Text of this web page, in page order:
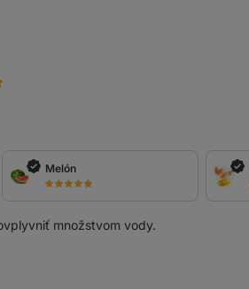
Melón
množstvom vody.